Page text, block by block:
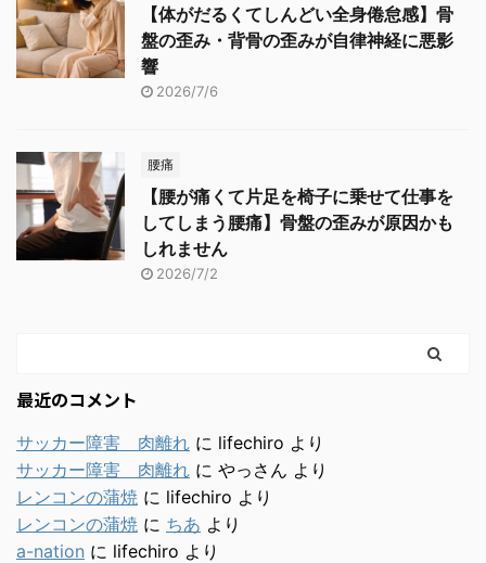
【体がだるくてしんどい全身倦怠感】骨
盤の歪み・背骨の歪みが自律神経に悪影
響
2026/7/6
腰痛
【腰が痛くて片足を椅子に乗せて仕事を
してしまう腰痛】骨盤の歪みが原因かも
しれません
2026/7/2
最近のコメント
サッカー障害 肉離れ に lifechiro より
サッカー障害 肉離れ に やっさん より
レンコンの蒲焼 に lifechiro より
レンコンの蒲焼 に ちあ より
a-nation に lifechiro より